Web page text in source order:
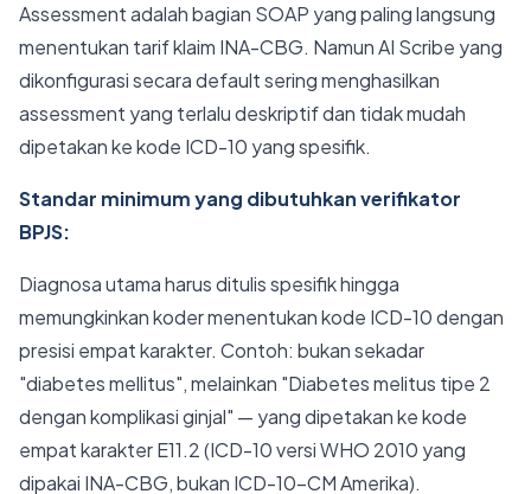
Assessment adalah bagian SOAP yang paling langsung
menentukan tarif klaim INA-CBG. Namun AI Scribe yang
dikonfigurasi secara default sering menghasilkan
assessment yang terlalu deskriptif dan tidak mudah
dipetakan ke kode ICD-10 yang spesifik.
Standar minimum yang dibutuhkan verifikator
BPJS:
Diagnosa utama harus ditulis spesifik hingga
memungkinkan koder menentukan kode ICD-10 dengan
presisi empat karakter. Contoh: bukan sekadar
"diabetes mellitus", melainkan "Diabetes melitus tipe 2
dengan komplikasi ginjal" — yang dipetakan ke kode
empat karakter E11.2 (ICD-10 versi WHO 2010 yang
dipakai INA-CBG, bukan ICD-10-CM Amerika).